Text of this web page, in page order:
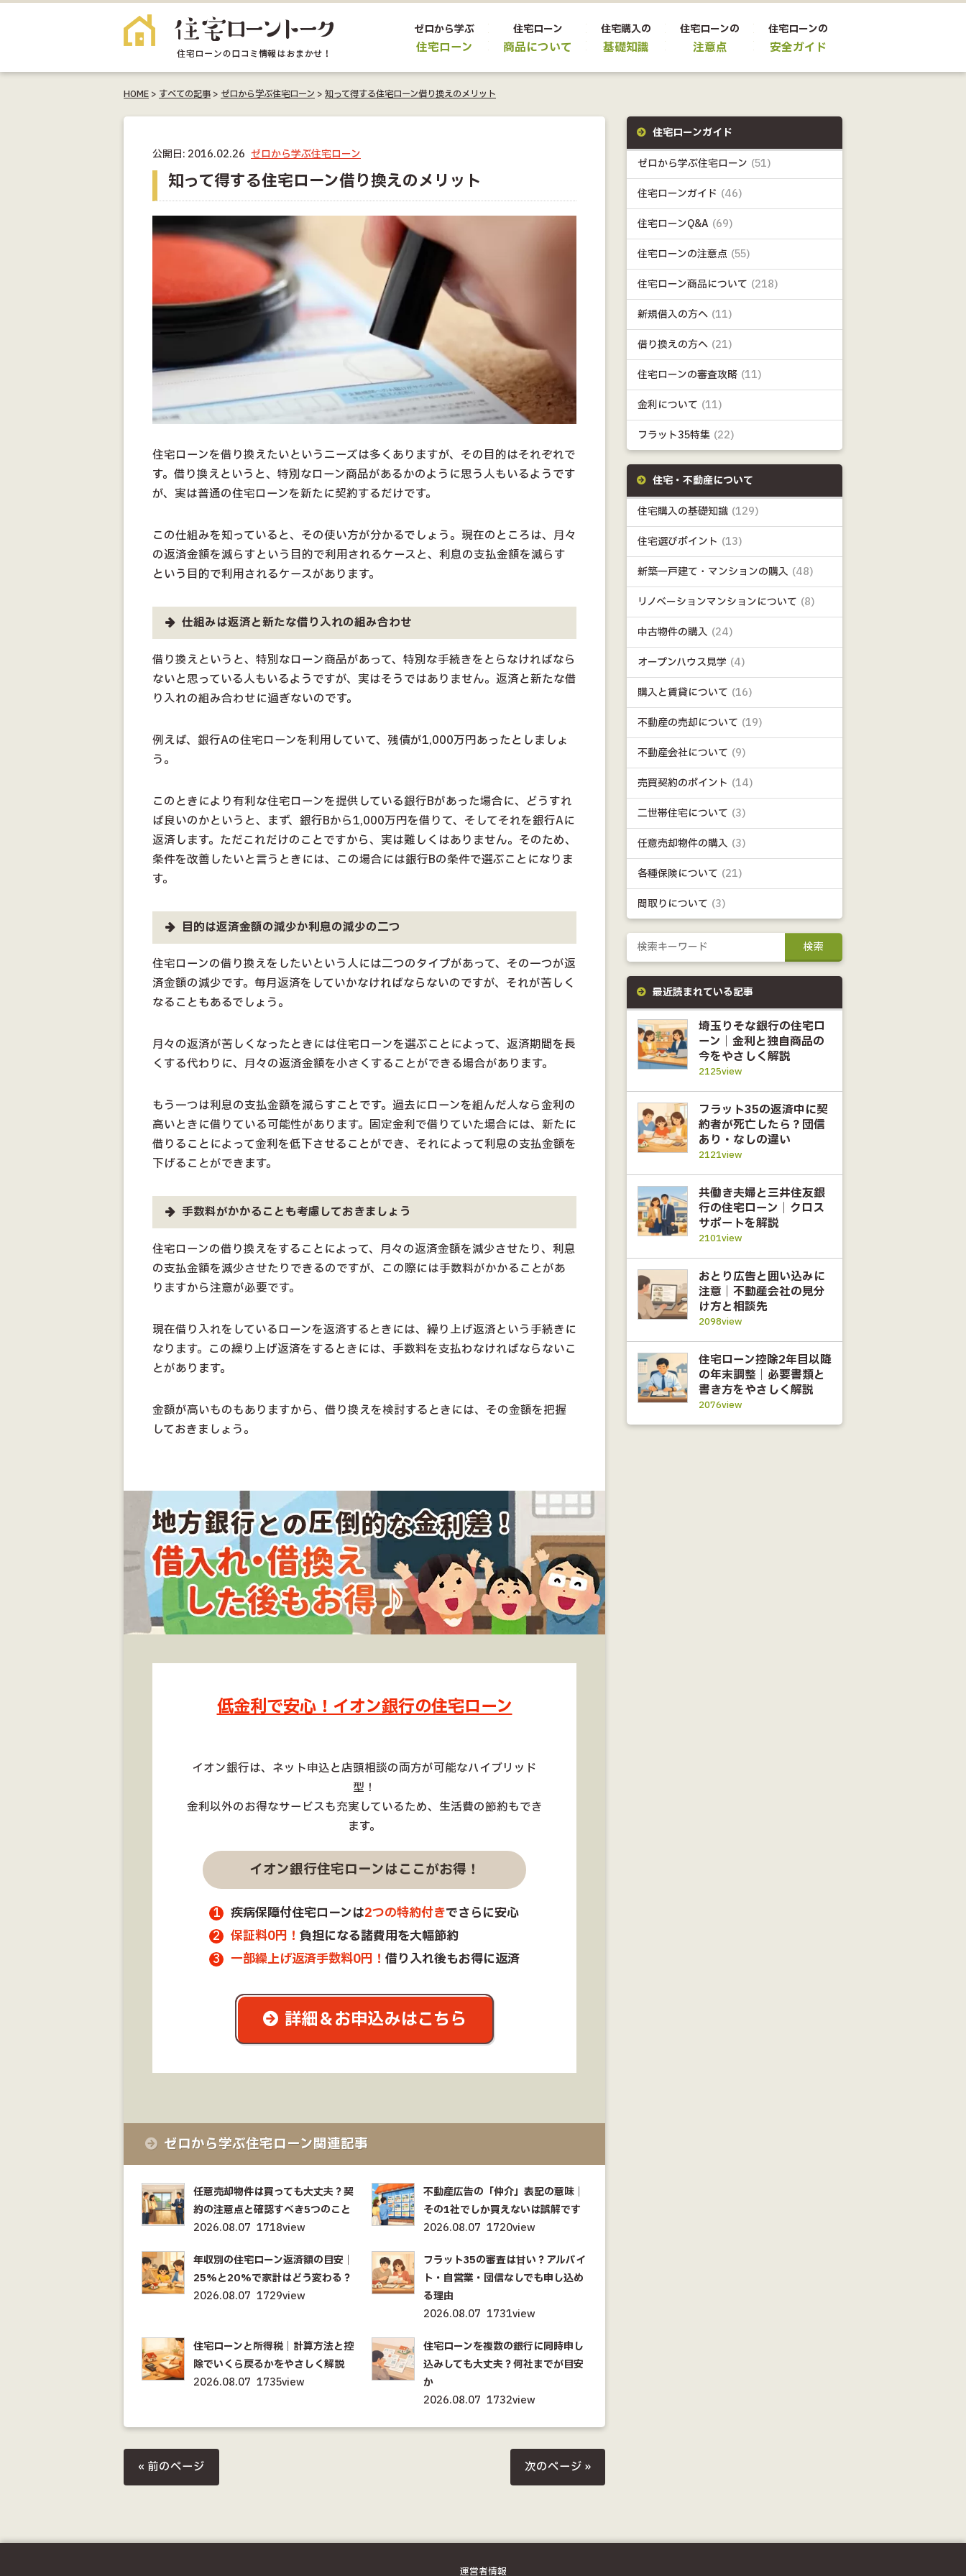
ゼロから学ぶ
住宅ローン
住宅ローン
商品について
住宅購入の
基礎知識
住宅ローンの
注意点
住宅ローンの
安全ガイド
HOME > すべての記事 > ゼロから学ぶ住宅ローン > 知って得する住宅ローン借り換えのメリット
公開日: 2016.02.26 ゼロから学ぶ住宅ローン
知って得する住宅ローン借り換えのメリット
住宅ローンを借り換えたいというニーズは多くありますが、その目的はそれぞれで
す。借り換えというと、特別なローン商品があるかのように思う人もいるようです
が、実は普通の住宅ローンを新たに契約するだけです。
この仕組みを知っていると、その使い方が分かるでしょう。現在のところは、月々
の返済金額を減らすという目的で利用されるケースと、利息の支払金額を減らす
という目的で利用されるケースがあります。
仕組みは返済と新たな借り入れの組み合わせ
借り換えというと、特別なローン商品があって、特別な手続きをとらなければなら
ないと思っている人もいるようですが、実はそうではありません。返済と新たな借
り入れの組み合わせに過ぎないのです。
例えば、銀行Aの住宅ローンを利用していて、残債が1,000万円あったとしましょ
う。
このときにより有利な住宅ローンを提供している銀行Bがあった場合に、どうすれ
ば良いのかというと、まず、銀行Bから1,000万円を借りて、そしてそれを銀行Aに
返済します。ただこれだけのことですから、実は難しくはありません。そのため、
条件を改善したいと言うときには、この場合には銀行Bの条件で選ぶことになりま
す。
目的は返済金額の減少か利息の減少の二つ
住宅ローンの借り換えをしたいという人には二つのタイプがあって、その一つが返
済金額の減少です。毎月返済をしていかなければならないのですが、それが苦しく
なることもあるでしょう。
月々の返済が苦しくなったときには住宅ローンを選ぶことによって、返済期間を長
くする代わりに、月々の返済金額を小さくすることができる場合があります。
もう一つは利息の支払金額を減らすことです。過去にローンを組んだ人なら金利の
高いときに借りている可能性があります。固定金利で借りていた場合には、新たに
借りることによって金利を低下させることができ、それによって利息の支払金額を
下げることができます。
手数料がかかることも考慮しておきましょう
住宅ローンの借り換えをすることによって、月々の返済金額を減少させたり、利息
の支払金額を減少させたりできるのですが、この際には手数料がかかることがあ
りますから注意が必要です。
現在借り入れをしているローンを返済するときには、繰り上げ返済という手続きに
なります。この繰り上げ返済をするときには、手数料を支払わなければならないこ
とがあります。
金額が高いものもありますから、借り換えを検討するときには、その金額を把握
しておきましょう。
低金利で安心！イオン銀行の住宅ローン
イオン銀行は、ネット申込と店頭相談の両方が可能なハイブリッド
型！
金利以外のお得なサービスも充実しているため、生活費の節約もでき
ます。
イオン銀行住宅ローンはここがお得！
疾病保障付住宅ローンは2つの特約付きでさらに安心
保証料0円！ 負担になる諸費用を大幅節約
一部繰上げ返済手数料0円！ 借り入れ後もお得に返済
詳細＆お申込みはこちら
ゼロから学ぶ住宅ローン関連記事
任意売却物件は買っても大丈夫？契
約の注意点と確認すべき5つのこと
2026.08.07 1718view
不動産広告の「仲介」表記の意味｜
その1社でしか買えないは誤解です
2026.08.07 1720view
年収別の住宅ローン返済額の目安｜
25%と20%で家計はどう変わる？
2026.08.07 1729view
フラット35の審査は甘い？アルバイ
ト・自営業・団信なしでも申し込め
る理由
2026.08.07 1731view
住宅ローンと所得税｜計算方法と控
除でいくら戻るかをやさしく解説
2026.08.07 1735view
住宅ローンを複数の銀行に同時申し
込みしても大丈夫？何社までが目安
か
2026.08.07 1732view
« 前のページ 次のページ »
住宅ローンガイド
ゼロから学ぶ住宅ローン (51)
住宅ローンガイド (46)
住宅ローンQ&A (69)
住宅ローンの注意点 (55)
住宅ローン商品について (218)
新規借入の方へ (11)
借り換えの方へ (21)
住宅ローンの審査攻略 (11)
金利について (11)
フラット35特集 (22)
住宅・不動産について
住宅購入の基礎知識 (129)
住宅選びポイント (13)
新築一戸建て・マンションの購入 (48)
リノベーションマンションについて (8)
中古物件の購入 (24)
オープンハウス見学 (4)
購入と賃貸について (16)
不動産の売却について (19)
不動産会社について (9)
売買契約のポイント (14)
二世帯住宅について (3)
任意売却物件の購入 (3)
各種保険について (21)
間取りについて (3)
最近読まれている記事
埼玉りそな銀行の住宅ロ
ーン｜金利と独自商品の
今をやさしく解説
2125view
フラット35の返済中に契
約者が死亡したら？団信
あり・なしの違い
2121view
共働き夫婦と三井住友銀
行の住宅ローン｜クロス
サポートを解説
2101view
おとり広告と囲い込みに
注意｜不動産会社の見分
け方と相談先
2098view
住宅ローン控除2年目以降
の年末調整｜必要書類と
書き方をやさしく解説
2076view
運営者情報